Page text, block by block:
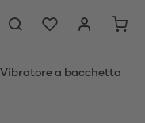
Vibratore a bacchetta